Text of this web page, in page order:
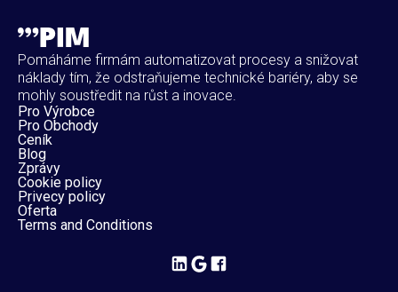
Pomáháme firmám automatizovat procesy a snižovat
náklady tím, že odstraňujeme technické bariéry, aby se
mohly soustředit na růst a inovace.
Pro Výrobce
Pro Obchody
Ceník
Blog
Zprávy
Cookie policy
Privecy policy
Oferta
Terms and Conditions